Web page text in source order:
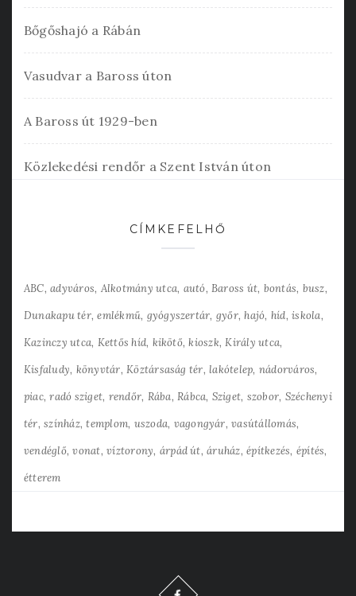
Bőgőshajó a Rábán
Vasudvar a Baross úton
A Baross út 1929-ben
Közlekedési rendőr a Szent István úton
CÍMKEFELHŐ
ABC adyváros Alkotmány utca autó Baross út bontás busz
Dunakapu tér emlékmű gyógyszertár győr hajó híd iskola
Kazinczy utca Kettős híd kikötő kioszk Király utca
Kisfaludy könyvtár Köztársaság tér lakótelep nádorváros
piac radó sziget rendőr Rába Rábca Sziget szobor Széchenyi
tér színház templom uszoda vagongyár vasútállomás
vendéglő vonat víztorony árpád út áruház építkezés építés
étterem